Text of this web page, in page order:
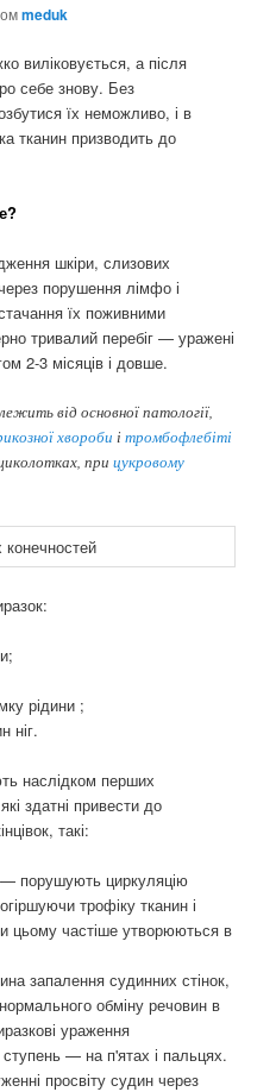
meduk
виліковується, а після
себе знову. Без
їх неможливо, і в
тканин призводить до
шкіри, слизових
порушення лімфо і
їх поживними
тривалий перебіг — уражені
2-3 місяців і довше.
від основної патології,
хворобиітромбофлебіті
прицукровому
рідини ;
ніг.
наслідком перших
здатні привести до
такі:
порушують циркуляцію
трофіку тканин і
цьому частіше утворюються в
запалення судинних стінок,
обміну речовин в
ураження
ступень — на п'ятах і пальцях.
просвіту судин через